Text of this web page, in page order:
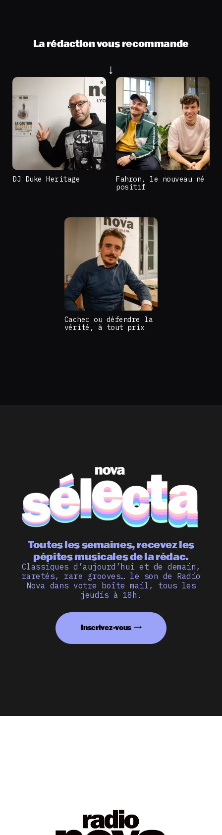
La rédaction vous recommande
DJ Duke Heritage
Fahron, le nouveau né
positif
Cacher ou défendre la
vérité, à tout prix
Toutes les semaines, recevez les
pépites musicales de la rédac.
Classiques d’aujourd’hui et de demain,
raretés, rare grooves… le son de Radio
Nova dans votre boîte mail, tous les
jeudis à 18h.
Inscrivez-vous